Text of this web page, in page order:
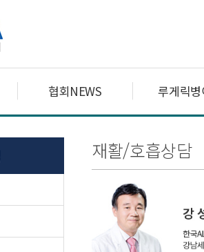
협회NEWS 루게릭
재활/호흡상담